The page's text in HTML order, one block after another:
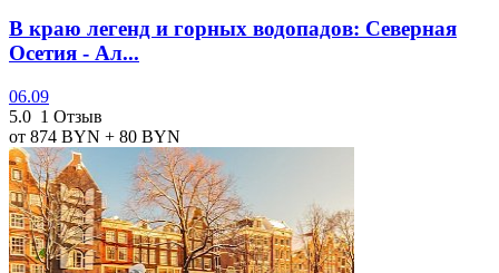
В краю легенд и горных водопадов: Северная
Осетия - Ал...
06.09
5.0 1 Отзыв
от 874 BYN + 80 BYN